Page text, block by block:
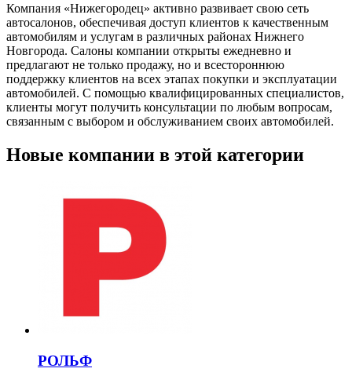
Компания «Нижегородец» активно развивает свою сеть
автосалонов, обеспечивая доступ клиентов к качественным
автомобилям и услугам в различных районах Нижнего
Новгорода. Салоны компании открыты ежедневно и
предлагают не только продажу, но и всестороннюю
поддержку клиентов на всех этапах покупки и эксплуатации
автомобилей. С помощью квалифицированных специалистов,
клиенты могут получить консультации по любым вопросам,
связанным с выбором и обслуживанием своих автомобилей.
Новые компании в этой категории
РОЛЬФ